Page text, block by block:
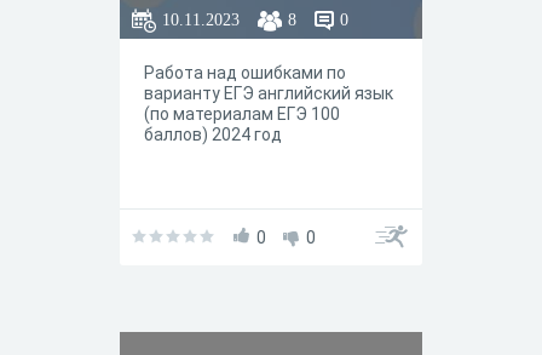
10.11.2023 8 0
Работа над ошибками по
варианту ЕГЭ английский язык
(по материалам ЕГЭ 100
баллов) 2024 год
0 0